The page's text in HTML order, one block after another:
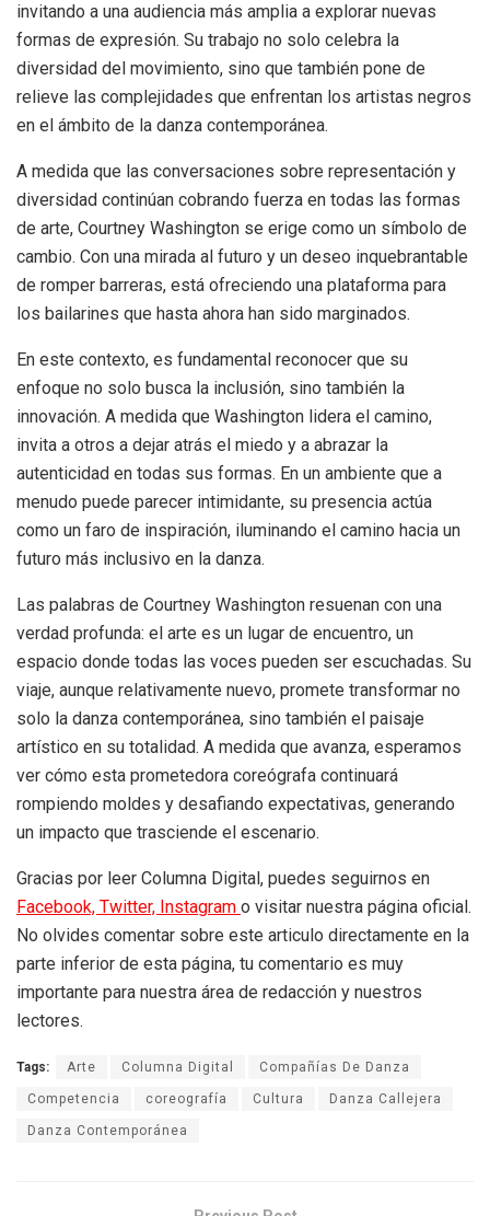
invitando a una audiencia más amplia a explorar nuevas
formas de expresión. Su trabajo no solo celebra la
diversidad del movimiento, sino que también pone de
relieve las complejidades que enfrentan los artistas negros
en el ámbito de la danza contemporánea.
A medida que las conversaciones sobre representación y
diversidad continúan cobrando fuerza en todas las formas
de arte, Courtney Washington se erige como un símbolo de
cambio. Con una mirada al futuro y un deseo inquebrantable
de romper barreras, está ofreciendo una plataforma para
los bailarines que hasta ahora han sido marginados.
En este contexto, es fundamental reconocer que su
enfoque no solo busca la inclusión, sino también la
innovación. A medida que Washington lidera el camino,
invita a otros a dejar atrás el miedo y a abrazar la
autenticidad en todas sus formas. En un ambiente que a
menudo puede parecer intimidante, su presencia actúa
como un faro de inspiración, iluminando el camino hacia un
futuro más inclusivo en la danza.
Las palabras de Courtney Washington resuenan con una
verdad profunda: el arte es un lugar de encuentro, un
espacio donde todas las voces pueden ser escuchadas. Su
viaje, aunque relativamente nuevo, promete transformar no
solo la danza contemporánea, sino también el paisaje
artístico en su totalidad. A medida que avanza, esperamos
ver cómo esta prometedora coreógrafa continuará
rompiendo moldes y desafiando expectativas, generando
un impacto que trasciende el escenario.
Gracias por leer Columna Digital, puedes seguirnos en
Facebook, Twitter, Instagram o visitar nuestra página oficial.
No olvides comentar sobre este articulo directamente en la
parte inferior de esta página, tu comentario es muy
importante para nuestra área de redacción y nuestros
lectores.
Tags: Arte Columna Digital Compañías De Danza
Competencia coreografía Cultura Danza Callejera
Danza Contemporánea